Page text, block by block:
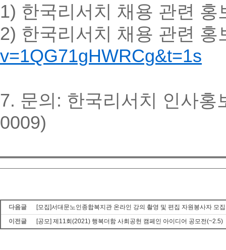
1) 한국리서치 채용 관련 홍
2) 한국리서치 채용 관련 홍
v=1QG71gHWRCg&t=1s
7. 문의: 한국리서치 인사홍
0009)
다음글
[모집]서대문노인종합복지관 온라인 강의 촬영 및 편집 자원봉사자 모집
이전글
[공모] 제11회(2021) 행복더함 사회공헌 캠페인 아이디어 공모전(~2.5)